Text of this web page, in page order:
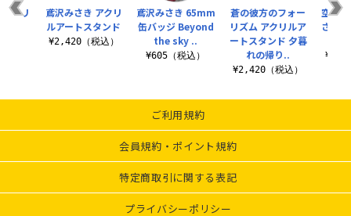
鳶沢みさき 65mm
缶バッジ Beyond
the sky ..
¥605（税込）
蒼の彼方のフォー
リズム アクリルア
ートスタンド 夕暮
れの帰り..
¥2,420（税込）
空を
さき
クリ
鳶沢みさき アクリ
ルアートスタンド
¥2,420（税込）
ご利用規約
会員規約・ポイント規約
特定商取引に関する表記
プライバシーポリシー